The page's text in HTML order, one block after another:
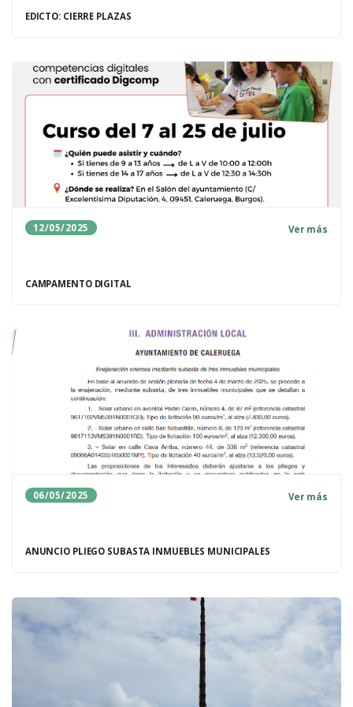
EDICTO: CIERRE PLAZAS
12/05/2025 Ver más
CAMPAMENTO DIGITAL
06/05/2025 Ver más
ANUNCIO PLIEGO SUBASTA INMUEBLES MUNICIPALES